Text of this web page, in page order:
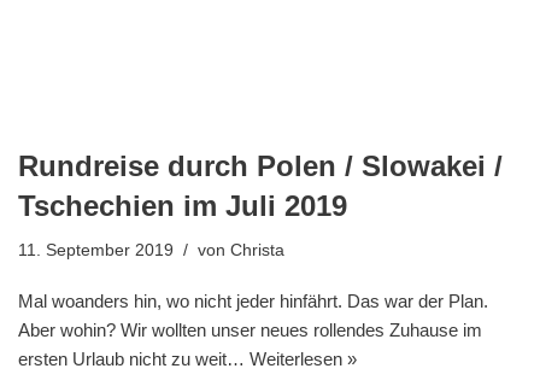
Rundreise durch Polen / Slowakei /
Tschechien im Juli 2019
11. September 2019 von Christa
Mal woanders hin, wo nicht jeder hinfährt. Das war der Plan.
Aber wohin? Wir wollten unser neues rollendes Zuhause im
ersten Urlaub nicht zu weit… Weiterlesen »